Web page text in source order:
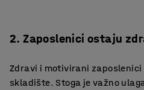
2. Zaposlenici ostaju
Zdravi i motivirani
skladište. Stoga je važno